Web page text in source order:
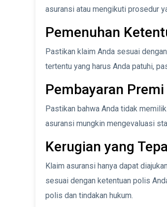
asuransi atau mengikuti prosedur
Pemenuhan
Pastikan klaim Anda sesuai
tertentu yang harus Anda patuhi,
Pembayaran
Pastikan bahwa Anda tidak
asuransi mungkin mengevaluasi
Kerugian yang
Klaim asuransi hanya dapat
sesuai dengan ketentuan polis
polis dan tindakan hukum.